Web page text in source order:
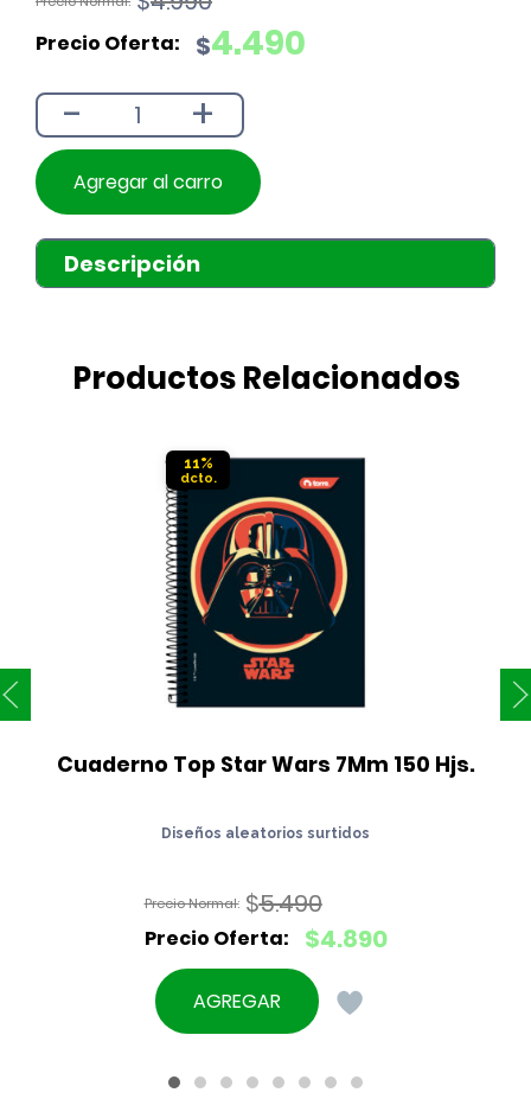
original
$4.990.
$4.490
actual
$4.490.
- +
Agregar al carro
Descripción
Productos Relacionados
11%
Cuaderno Top Star Wars 7Mm 150 Hjs.
Diseños aleatorios surtidos
$5.490
El
precio
original
$4.890
El
precio
actual
$4.890.
AGREGAR